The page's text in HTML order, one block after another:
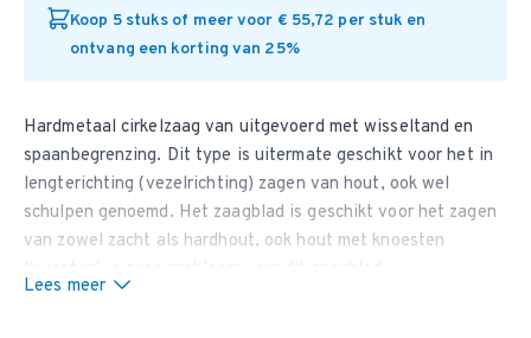
Koop 5 stuks of meer voor € 55,72 per stuk en
ontvang een korting van 25%
Hardmetaal cirkelzaag van uitgevoerd met wisseltand en
spaanbegrenzing. Dit type is uitermate geschikt voor het in
lengterichting (vezelrichting) zagen van hout, ook wel
schulpen genoemd. Het zaagblad is geschikt voor het zagen
van zowel zacht als hardhout, ook hout met knoesten
De spaanbegrenzing op het
Lees meer